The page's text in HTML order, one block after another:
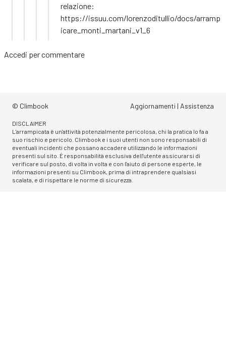
relazione:
https://issuu.com/lorenzoditullio/docs/arramp
icare_monti_martani_v1_6
Accedi per commentare
© Climbook Aggiornamenti | Assistenza
DISCLAIMER
L'arrampicata è un'attività potenzialmente pericolosa, chi la pratica lo fa a
suo rischio e pericolo. Climbook e i suoi utenti non sono responsabili di
eventuali incidenti che possano accadere utilizzando le informazioni
presenti sul sito. È responsabilità esclusiva dell'utente assicurarsi di
verificare sul posto, di volta in volta e con l'aiuto di persone esperte, le
informazioni presenti su Climbook, prima di intraprendere qualsiasi
scalata, e di rispettare le norme di sicurezza.